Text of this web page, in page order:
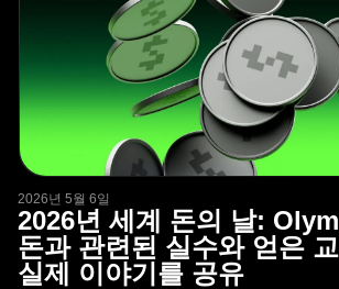
2026년 5월 6일
2026년 세계 돈의 날:
돈과 관련된 실수와 얻은
실제 이야기를 공유